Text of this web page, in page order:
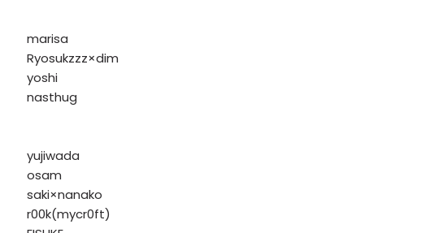
marisa
Ryosukzzz×dim
yoshi
nasthug
yujiwada
osam
saki×nanako
r00k(mycr0ft)